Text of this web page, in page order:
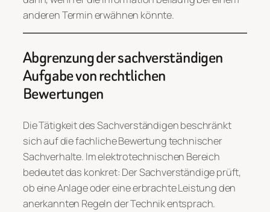
anderen Termin erwähnen könnte.
Abgrenzung der sachverständigen
Aufgabe von rechtlichen
Bewertungen
Die Tätigkeit des Sachverständigen beschränkt
sich auf die fachliche Bewertung technischer
Sachverhalte. Im elektrotechnischen Bereich
bedeutet das konkret: Der Sachverständige prüft,
ob eine Anlage oder eine erbrachte Leistung den
anerkannten Regeln der Technik entsprach.